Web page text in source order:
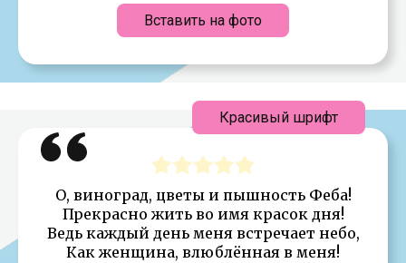
Вставить на фото
О, виноград, цветы и пышность Феба!
Прекрасно жить во имя красок дня!
Ведь каждый день меня встречает небо,
Как женщина, влюблённая в меня!
Красивый шрифт